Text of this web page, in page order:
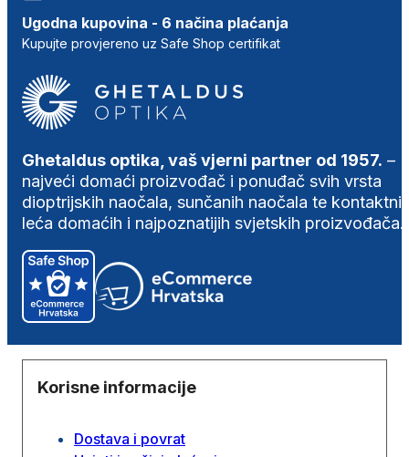
Ugodna kupovina - 6 načina plaćanja
Kupujte provjereno uz Safe Shop certifikat
Ghetaldus optika, vaš vjerni partner od 1957. –
najveći domaći proizvođač i ponuđač svih vrsta
dioptrijskih naočala, sunčanih naočala te
leća domaćih i najpoznatijih svjetskih proizvođača.
Korisne informacije
Dostava i povrat